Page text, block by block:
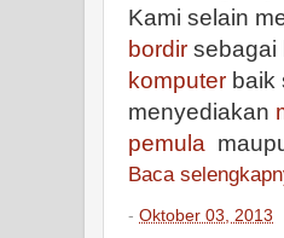
Kami selain
bordir sebagai
komputer baik
menyediakan
pemula
Baca
- Oktober 03, 2013